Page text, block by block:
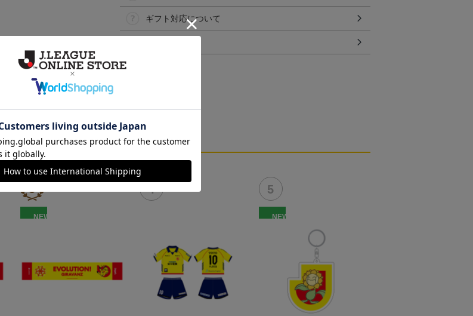
ギフト対応について
NEW NEW